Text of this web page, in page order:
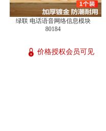
绿联 电话语音网络信息模块
80184
价格授权会员可见